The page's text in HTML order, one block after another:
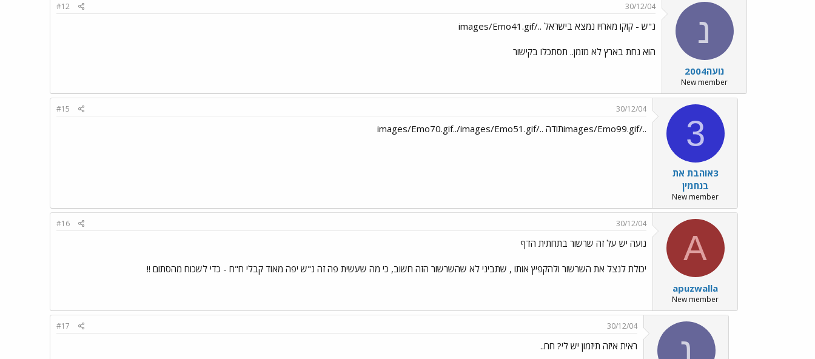
נ
נועה2004
New member
30/12/04
#12
נ"ש - קוקו מאחיו נמצא בישראל ../images/Emo41.gif
הוא נחת בארץ לא מזמן.. תסתכלו בקישור
3
3אוהבת את
בנחמין
New member
30/12/04
#15
../images/Emo99.gifתודה ../images/Emo70.gif../images/Emo51.gif
A
apuzwalla
New member
30/12/04
#16
נועה יש על זה שרשור בתחתית הדף
יכולת לנצל את השרשור ולהקפיץ אותו , שתביני לא שהשרשור הזה חשוב, כי מה שעשית פה זה נ"ש יפה מאוד קבלי ח"ח - כדי לשכוח מהסתום !!
נ
30/12/04
#17
ראית איזה תיזמון יש לי? חח..